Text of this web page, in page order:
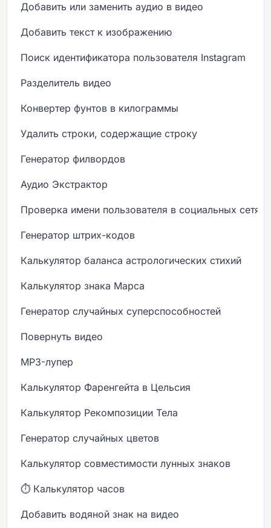
Добавить или заменить аудио в видео
Добавить текст к изображению
Поиск идентификатора пользователя Instagram
Разделитель видео
Конвертер фунтов в килограммы
Удалить строки, содержащие строку
Генератор филвордов
Аудио Экстрактор
Проверка имени пользователя в социальных сетях
Генератор штрих-кодов
Калькулятор баланса астрологических стихий
Калькулятор знака Марса
Генератор случайных суперспособностей
Повернуть видео
MP3-лупер
Калькулятор Фаренгейта в Цельсия
Калькулятор Рекомпозиции Тела
Генератор случайных цветов
Калькулятор совместимости лунных знаков
⏱️ Калькулятор часов
Добавить водяной знак на видео